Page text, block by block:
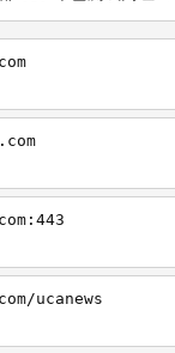
ucanews